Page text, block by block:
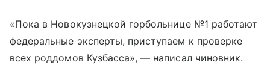
«Пока в Новокузнецкой горбольнице №1 работают
федеральные эксперты, приступаем к проверке
всех роддомов Кузбасса», — написал чиновник.